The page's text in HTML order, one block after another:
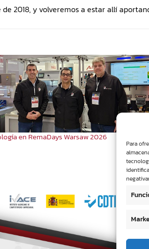
Para
2018, y volveremos a estar allí
en RemaDays Warsaw 2026